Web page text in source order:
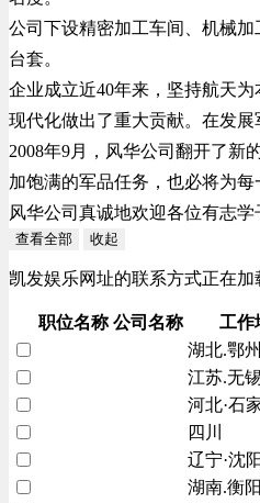
公司下设精密加工车间、机械
台套。
企业成立近40年来，坚持航天
现代化做出了重大贡献。在发
2008年9月，风华公司翻开了新
加饱满的军品任务，也必将为每
风华公司真诚地欢迎各位有志
查看全部 收起
凯发娱乐网址的联系方式正在加
职位名称 公司名称 工作
湖北.鄂州
江苏.无
河北·石
四川
辽宁·沈
湖南.衡阳